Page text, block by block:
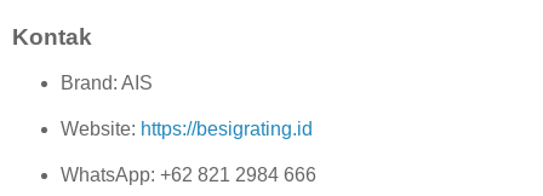
Kontak
Brand: AIS
Website: https://besigrating.id
WhatsApp: +62 821 2984 666